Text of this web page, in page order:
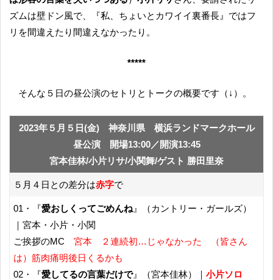
ズムは壁ドン風で、『私、ちょいとカワイイ裏番長』ではフ
リを間違えたり間違えなかったり。
*****
そんな５日の昼公演のセトリとトークの概要です（↓）。
2023年５月５日(金) 神奈川県 横浜ランドマークホール
昼公演 開場13:00／開演13:45
宮本佳林/小片リサ/小関舞/ゲスト 勝田里奈
５月４日との差分は赤字で
01・『愛おしくってごめんね 』（カントリー・ガールズ）
｜宮本・小片・小関
ご挨拶のMC 宮本 ２連続初…じゃなかった （皆さん
は）筋肉痛明後日くるかも
02・『愛してるの言葉だけで』（宮本佳林）｜ 小片ソロ